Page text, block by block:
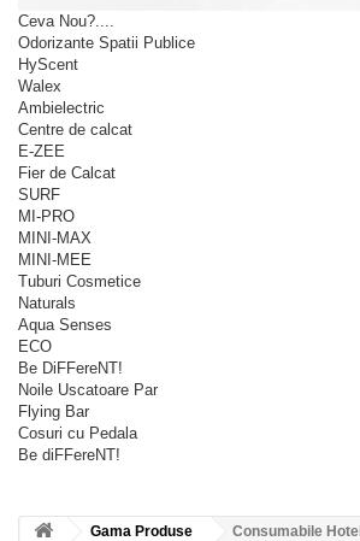
Ceva Nou?....
Odorizante Spatii Publice
HyScent
Walex
Ambielectric
Centre de calcat
E-ZEE
Fier de Calcat
SURF
MI-PRO
MINI-MAX
MINI-MEE
Tuburi Cosmetice
Naturals
Aqua Senses
ECO
Be DiFFereNT!
Noile Uscatoare Par
Flying Bar
Cosuri cu Pedala
Be diFFereNT!
Gama Produse Consumabile Hotel